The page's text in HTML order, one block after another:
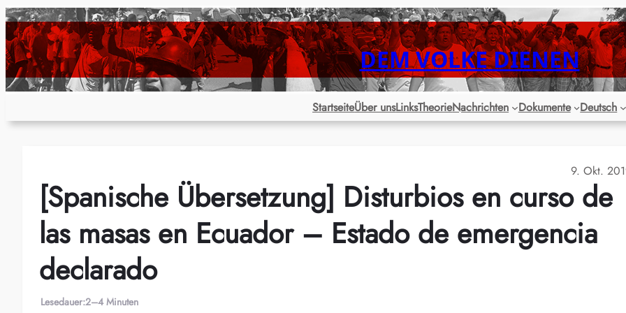
Zum
Inhalt
springen
DEM VOLKE DIENEN
StartseiteÜber unsLinksTheorieNachrichten Dokumente Deutsch
9. Okt.
[Spanische Übersetzung] Disturbios en curso de
las masas en Ecuador – Estado de emergencia
declarado
Lesedauer:2–4 Minuten